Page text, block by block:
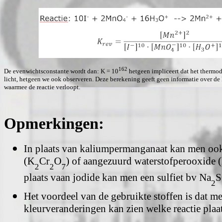
De evenwichtsconstante wordt dan: K = 10162 hetgeen impliceert dat het
licht, hetgeen we ook observeren. Deze berekening geeft geen informatie over
waarmee de reactie verloopt.
Opmerkingen:
In plaats van kaliumpermanganaat kan men
(K2Cr2O7) of aangezuurd waterstofperooxide
plaats vaan jodide kan men een sulfiet bv Na2
Het voordeel van de gebruikte stoffen is dat
kleurveranderingen kan zien welke reactie